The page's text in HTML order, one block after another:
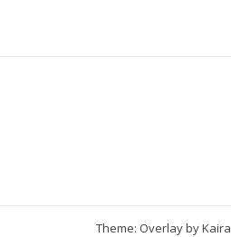
Theme: Overlay byKaira